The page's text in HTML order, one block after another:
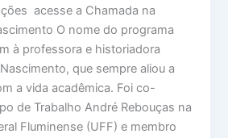
acesse a Chamada na
O nome do programa
à professora e historiadora
que sempre aliou a
a vida acadêmica. Foi co-
de Trabalho André Rebouças na
Fluminense (UFF) e membro